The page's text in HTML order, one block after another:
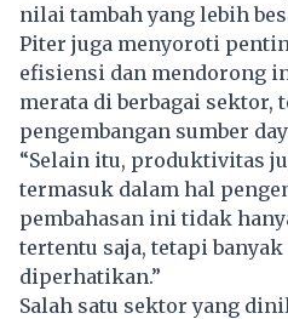
nilai tambah yang lebih
Piter juga menyoroti
efisiensi dan mendorong
merata di berbagai sektor,
pengembangan sumber
“Selain itu, produktivitas
termasuk dalam hal
pembahasan ini tidak
tertentu saja, tetapi
diperhatikan.”
Salah satu sektor yang